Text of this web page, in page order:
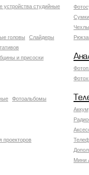
устройства студийные
головы
Слайдеры
и присоски
Фотоальбомы
Мини
проекторов